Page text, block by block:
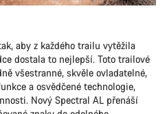
aby z každého trailu vytěžila
dostala to nejlepší. Toto trailové
všestranné, skvěle ovladatelné,
a osvědčené technologie,
Nový Spectral AL přenáší